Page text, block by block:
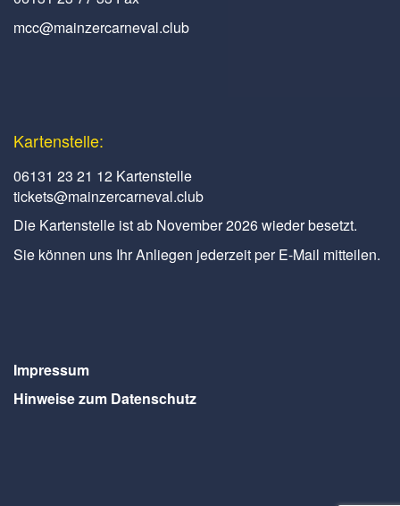
mcc@mainzercarneval.club
Kartenstelle:
06131 23 21 12 Kartenstelle
tickets@mainzercarneval.club
Die Kartenstelle ist ab November 2026 wieder besetzt.
Sie können uns Ihr Anliegen jederzeit per E-Mail mitteilen.
Impressum
Hinweise zum Datenschutz